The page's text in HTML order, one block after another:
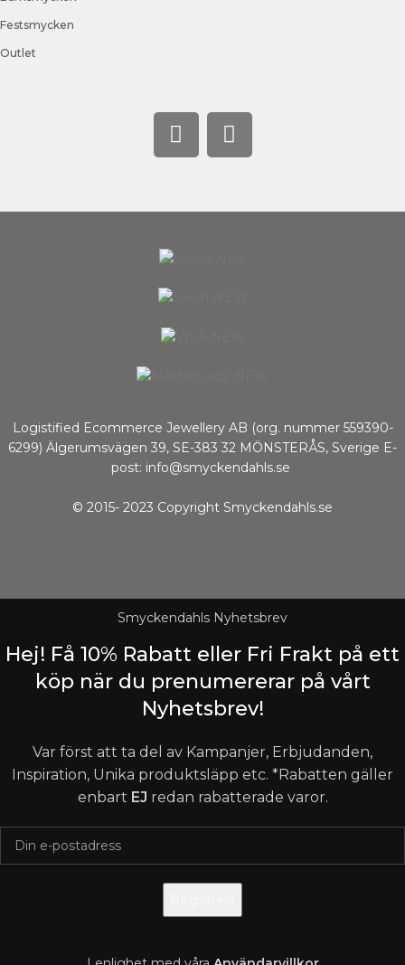
Festsmycken
Outlet
Logistified Ecommerce Jewellery AB (org. nummer 559390-
6299) Älgerumsvägen 39, SE-383 32 MÖNSTERÅS, Sverige E-
post: info@smyckendahls.se
© 2015- 2023 Copyright Smyckendahls.se
Smyckendahls Nyhetsbrev
Hej! Få 10% Rabatt eller Fri Frakt på ett
köp när du prenumererar på vårt
Nyhetsbrev!
Var först att ta del av Kampanjer, Erbjudanden,
Inspiration, Unika produktsläpp etc. *Rabatten gäller
enbart EJ redan rabatterade varor.